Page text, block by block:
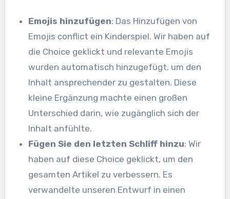
Emojis hinzufügen: Das Hinzufügen von
Emojis conflict ein Kinderspiel. Wir haben auf
die Choice geklickt und relevante Emojis
wurden automatisch hinzugefügt, um den
Inhalt ansprechender zu gestalten. Diese
kleine Ergänzung machte einen großen
Unterschied darin, wie zugänglich sich der
Inhalt anfühlte.
Fügen Sie den letzten Schliff hinzu: Wir
haben auf diese Choice geklickt, um den
gesamten Artikel zu verbessern. Es
verwandelte unseren Entwurf in einen